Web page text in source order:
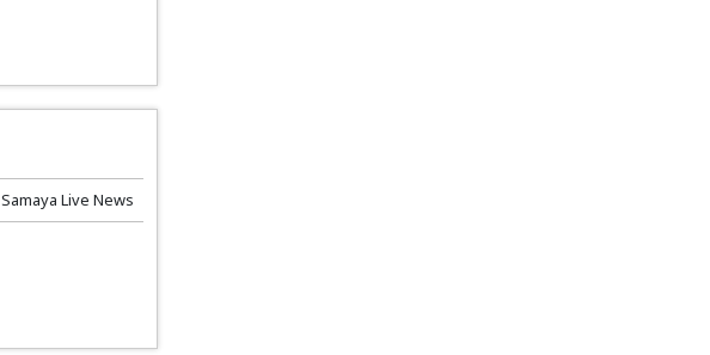
Samaya Live News